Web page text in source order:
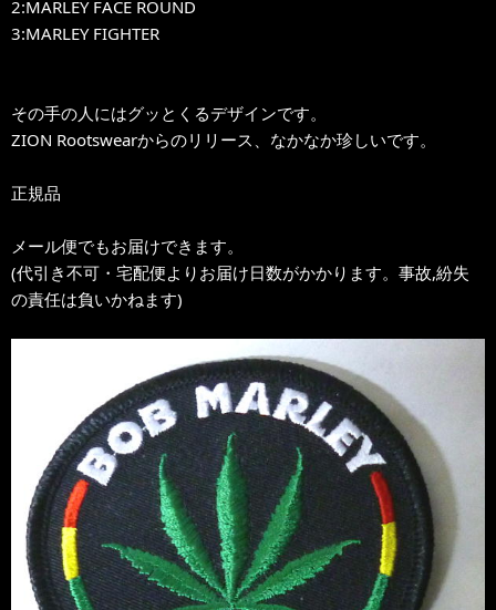
2:MARLEY FACE ROUND
3:MARLEY FIGHTER
その手の人にはグッとくるデザインです。
ZION Rootswearからのリリース、なかなか珍しいです。
正規品
メール便でもお届けできます。
(代引き不可・宅配便よりお届け日数がかかります。事故,紛失
の責任は負いかねます)